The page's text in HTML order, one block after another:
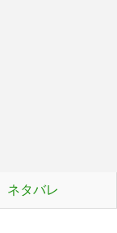
ネタバレ